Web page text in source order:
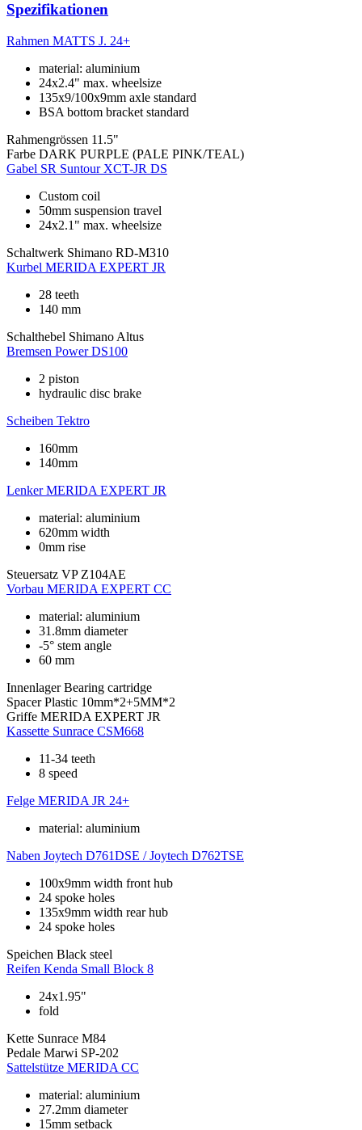
Spezifikationen
Rahmen MATTS J. 24+
material: aluminium
24x2.4" max. wheelsize
135x9/100x9mm axle standard
BSA bottom bracket standard
Rahmengrössen 11.5"
Farbe DARK PURPLE (PALE PINK/TEAL)
Gabel SR Suntour XCT-JR DS
Custom coil
50mm suspension travel
24x2.1" max. wheelsize
Schaltwerk Shimano RD-M310
Kurbel MERIDA EXPERT JR
28 teeth
140 mm
Schalthebel Shimano Altus
Bremsen Power DS100
2 piston
hydraulic disc brake
Scheiben Tektro
160mm
140mm
Lenker MERIDA EXPERT JR
material: aluminium
620mm width
0mm rise
Steuersatz VP Z104AE
Vorbau MERIDA EXPERT CC
material: aluminium
31.8mm diameter
-5° stem angle
60 mm
Innenlager Bearing cartridge
Spacer Plastic 10mm*2+5MM*2
Griffe MERIDA EXPERT JR
Kassette Sunrace CSM668
11-34 teeth
8 speed
Felge MERIDA JR 24+
material: aluminium
Naben Joytech D761DSE / Joytech D762TSE
100x9mm width front hub
24 spoke holes
135x9mm width rear hub
24 spoke holes
Speichen Black steel
Reifen Kenda Small Block 8
24x1.95"
fold
Kette Sunrace M84
Pedale Marwi SP-202
Sattelstütze MERIDA CC
material: aluminium
27.2mm diameter
15mm setback